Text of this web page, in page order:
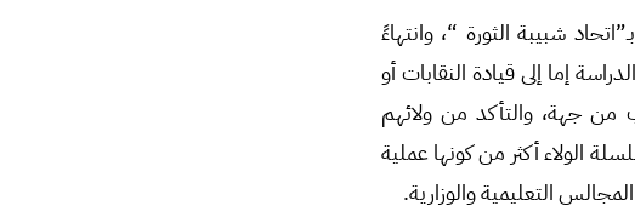
شبيبة الثورة “، وانتهاءً
إما إلى قيادة النقابات أو
من جهة، والتأكد من ولائهم
الولاء أكثر من كونها عملية
التعليمية والوزارية.